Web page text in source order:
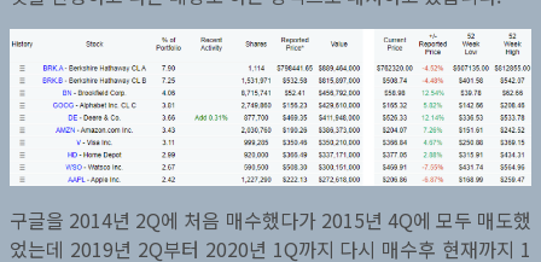
구글을 2014년 2Q에 처음 매수했다가 2015년 4Q에 모두 매도했
었는데 2019년 2Q부터 2020년 1Q까지 다시 매수후 현재까지 1